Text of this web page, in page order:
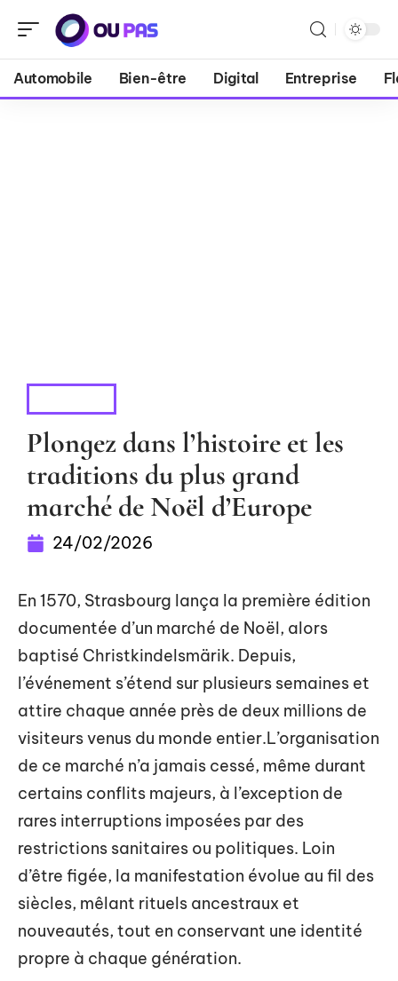
Automobile Bien-être Digital Entreprise
Plongez dans l’histoire et les
traditions du plus grand
marché de Noël d’Europe
24/02/2026
En 1570, Strasbourg lança la première édition
documentée d’un marché de Noël, alors
baptisé Christkindelsmärik. Depuis,
l’événement s’étend sur plusieurs semaines et
attire chaque année près de deux millions de
visiteurs venus du monde entier.L’organisation
de ce marché n’a jamais cessé, même durant
certains conflits majeurs, à l’exception de
rares interruptions imposées par des
restrictions sanitaires ou politiques. Loin
d’être figée, la manifestation évolue au fil des
siècles, mêlant rituels ancestraux et
nouveautés, tout en conservant une identité
propre à chaque génération.